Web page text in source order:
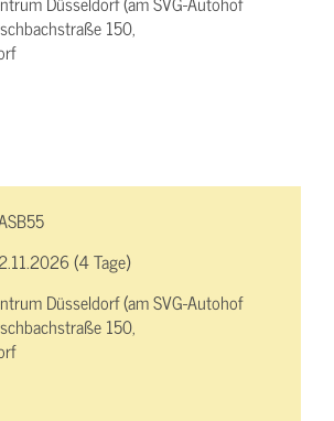
150,
(4 Tage)
Düsseldorf (am SVG-Autohof
150,